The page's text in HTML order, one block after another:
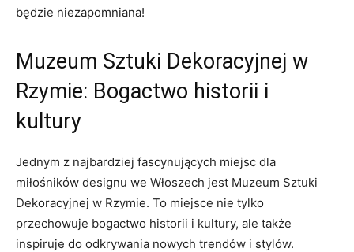
będzie niezapomniana!
Muzeum‌ Sztuki Dekoracyjnej w⁢
Rzymie:‍ Bogactwo historii i
kultury
Jednym z najbardziej fascynujących miejsc dla
⁤miłośników ⁢designu we Włoszech jest Muzeum ​Sztuki​
Dekoracyjnej w Rzymie.‌ To miejsce nie ‍tylko
przechowuje ⁤bogactwo historii i​ kultury,⁢ ale także‍
inspiruje do odkrywania nowych trendów i ‌stylów.